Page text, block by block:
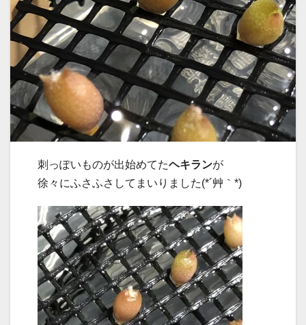
刺っぽいものが出始めてたヘキランが
徐々にふさふさしてまいりました(*´艸｀*)